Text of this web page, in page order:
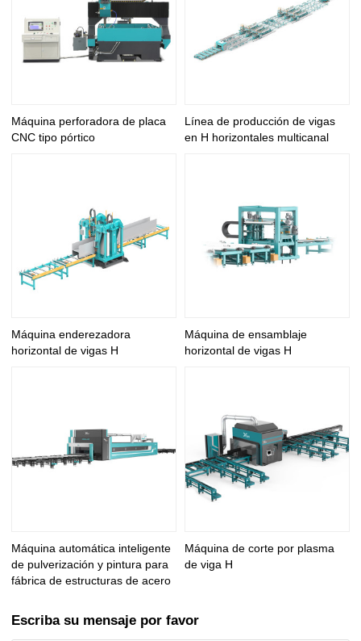
Máquina perforadora de placa
CNC tipo pórtico
Línea de producción de vigas
en H horizontales multicanal
Máquina enderezadora
horizontal de vigas H
Máquina de ensamblaje
horizontal de vigas H
Máquina automática inteligente
de pulverización y pintura para
fábrica de estructuras de acero
Máquina de corte por plasma
de viga H
Escriba su mensaje por favor